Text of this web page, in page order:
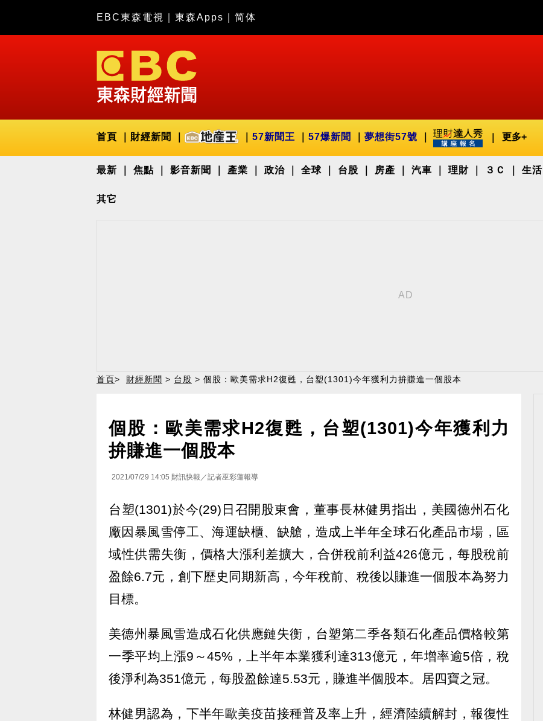
EBC東森電視 東森Apps 简体
首頁 財經新聞 57新聞王 57爆新聞 夢想街57號 更多+
最新 焦點 影音新聞 產業 政治 全球 台股 房產 汽車 理財 ３Ｃ 生活
其它
首頁> 財經新聞 > 台股 > 個股：歐美需求H2復甦，台塑(1301)今年獲利力拚賺進一個股本
個股：歐美需求H2復甦，台塑(1301)今年獲利力
拚賺進一個股本
2021/07/29 14:05 財訊快報／記者巫彩蓮報導
台塑(1301)於今(29)日召開股東會，董事長林健男指出，美國德州石化
廠因暴風雪停工、海運缺櫃、缺艙，造成上半年全球石化產品市場，區
域性供需失衡，價格大漲利差擴大，合併稅前利益426億元，每股稅前
盈餘6.7元，創下歷史同期新高，今年稅前、稅後以賺進一個股本為努力
目標。
美德州暴風雪造成石化供應鏈失衡，台塑第二季各類石化產品價格較第
一季平均上漲9～45%，上半年本業獲利達313億元，年增率逾5倍，稅
後淨利為351億元，每股盈餘達5.53元，賺進半個股本。居四寶之冠。
林健男認為，下半年歐美疫苗接種普及率上升，經濟陸續解封，報復性